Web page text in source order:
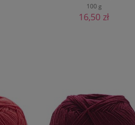
100 g
16,50 zł